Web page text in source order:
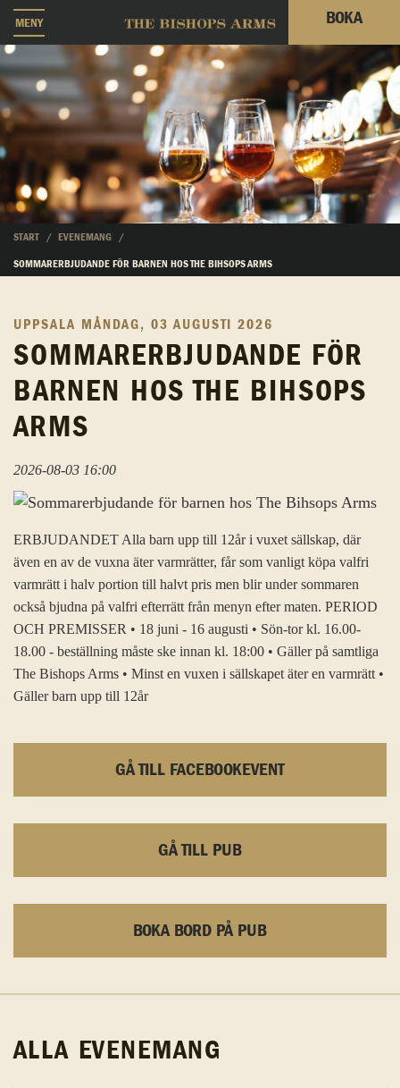
MENY BOKA
START EVENEMANG
SOMMARERBJUDANDE FÖR BARNEN HOS THE BIHSOPS ARMS
UPPSALA MÅNDAG, 03 AUGUSTI 2026
SOMMARERBJUDANDE FÖR
BARNEN HOS THE BIHSOPS
ARMS
2026-08-03 16:00
ERBJUDANDET Alla barn upp till 12år i vuxet sällskap, där
även en av de vuxna äter varmrätter, får som vanligt köpa valfri
varmrätt i halv portion till halvt pris men blir under sommaren
också bjudna på valfri efterrätt från menyn efter maten. PERIOD
OCH PREMISSER • 18 juni - 16 augusti • Sön-tor kl. 16.00-
18.00 - beställning måste ske innan kl. 18:00 • Gäller på samtliga
The Bishops Arms • Minst en vuxen i sällskapet äter en varmrätt •
Gäller barn upp till 12år
GÅ TILL FACEBOOKEVENT
GÅ TILL PUB
BOKA BORD PÅ PUB
ALLA EVENEMANG